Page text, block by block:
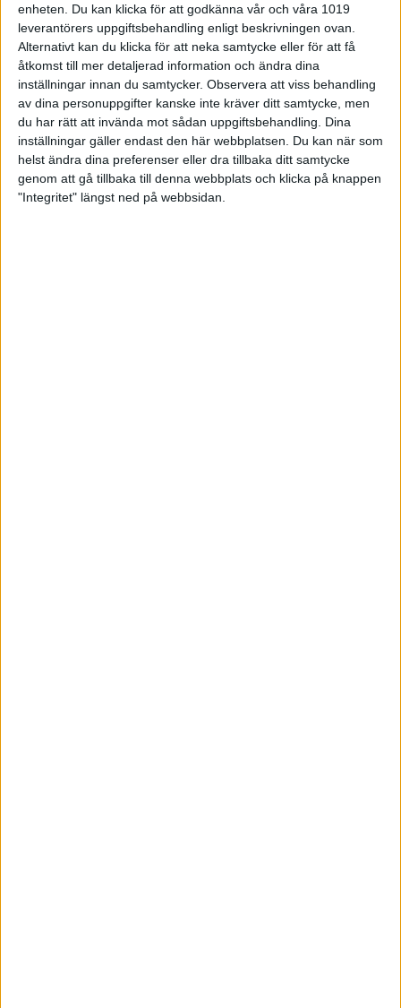
enheten. Du kan klicka för att godkänna vår och våra 1019
leverantörers uppgiftsbehandling enligt beskrivningen ovan.
Alternativt kan du klicka för att neka samtycke eller för att få
åtkomst till mer detaljerad information och ändra dina
inställningar innan du samtycker. Observera att viss behandling
av dina personuppgifter kanske inte kräver ditt samtycke, men
du har rätt att invända mot sådan uppgiftsbehandling. Dina
inställningar gäller endast den här webbplatsen. Du kan när som
helst ändra dina preferenser eller dra tillbaka ditt samtycke
genom att gå tillbaka till denna webbplats och klicka på knappen
"Integritet" längst ned på webbsidan.
Karlsson Rosén och Andersson
trea i squad 1 i dubbelkvalet
29 november 2025 05:18